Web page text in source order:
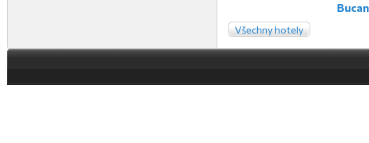
Všechny hotely